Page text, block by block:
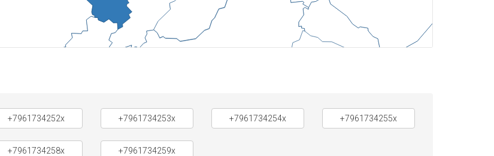
+7961734252x +7961734253x +7961734254x +7961734255x
+7961734258x +7961734259x